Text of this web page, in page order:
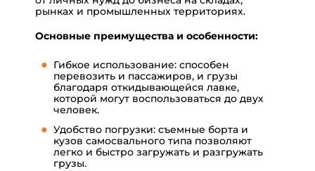
рынках и промышленных территориях.
Основные преимущества и особенности:
Гибкое использование: способен
перевозить и пассажиров, и грузы
благодаря откидывающейся лавке,
которой могут воспользоваться до двух
человек.
Удобство погрузки: съемные борта и
кузов самосвального типа позволяют
легко и быстро загружать и разгружать
грузы.